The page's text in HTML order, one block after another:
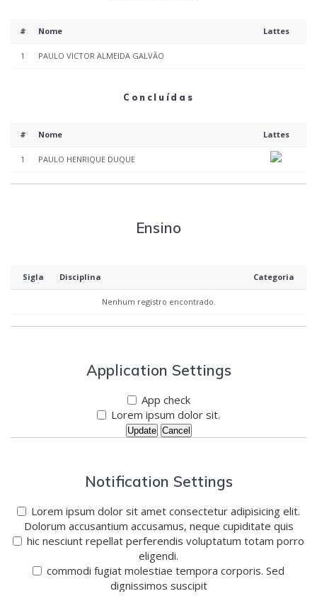
# Nome Lattes
1 PAULO VICTOR ALMEIDA GALVÃO
Concluídas
# Nome Lattes
1 PAULO HENRIQUE DUQUE
Ensino
Sigla Disciplina Categoria
Nenhum registro encontrado.
Application Settings
App check
Lorem ipsum dolor sit.
Update Cancel
Notification Settings
Lorem ipsum dolor sit amet consectetur adipisicing elit.
Dolorum accusantium accusamus, neque cupiditate quis
hic nesciunt repellat perferendis voluptatum totam porro
eligendi.
commodi fugiat molestiae tempora corporis. Sed
dignissimos suscipit